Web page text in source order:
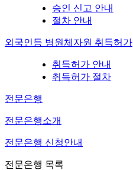
승인 신고 안내
절차 안내
외국인등 병원체자원 취득허가
취득허가 안내
취득허가 절차
전문은행
전문은행소개
전문은행 신청안내
전문은행 목록